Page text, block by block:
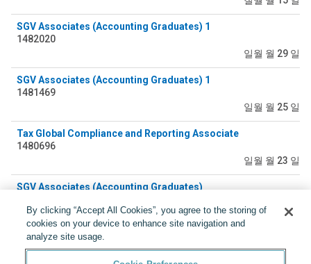
SGV Associates (Accounting Graduates) 1
1482020
일월 월 29 일
SGV Associates (Accounting Graduates) 1
1481469
일월 월 25 일
Tax Global Compliance and Reporting Associate
1480696
일월 월 23 일
SGV Associates (Accounting Graduates)
일월 월 17 일
By clicking “Accept All Cookies”, you agree to the storing of
cookies on your device to enhance site navigation and
analyze site usage.